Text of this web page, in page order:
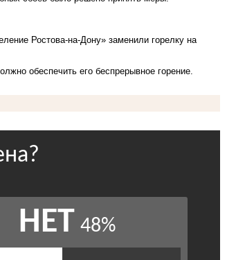
Ростова-на-Дону» заменили горелку на
обеспечить его беспрерывное горение.